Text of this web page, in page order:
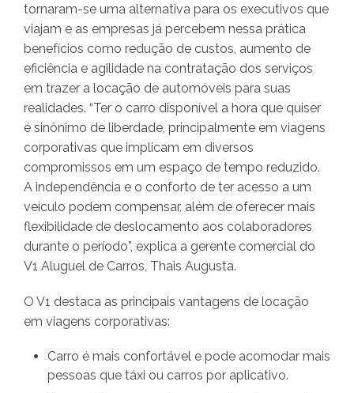
tornaram-se uma alternativa para os executivos que
viajam e as empresas já percebem nessa prática
benefícios como redução de custos, aumento de
eficiência e agilidade na contratação dos serviços
em trazer a locação de automóveis para suas
realidades. “Ter o carro disponível a hora que quiser
é sinônimo de liberdade, principalmente em viagens
corporativas que implicam em diversos
compromissos em um espaço de tempo reduzido.
A independência e o conforto de ter acesso a um
veículo podem compensar, além de oferecer mais
flexibilidade de deslocamento aos colaboradores
durante o período”, explica a gerente comercial do
V1 Aluguel de Carros, Thais Augusta.
O V1 destaca as principais vantagens de locação
em viagens corporativas:
Carro é mais confortável e pode acomodar mais
pessoas que táxi ou carros por aplicativo.